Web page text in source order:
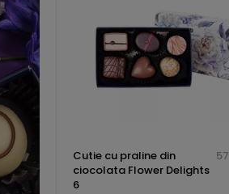
Cutie cu praline din
ciocolata Flower Delights
6